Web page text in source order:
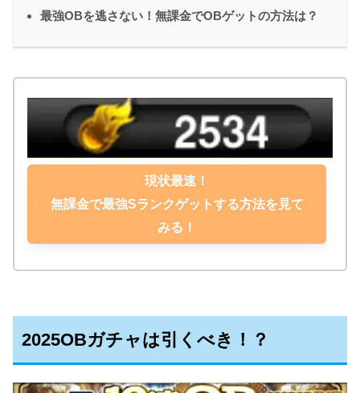
最強OBを逃さない！無課金でOBゲットの方法は？
現状最速！
無課金で最強Sランクゲットする方法を見て
みる！
2025OBガチャは引くべき！？